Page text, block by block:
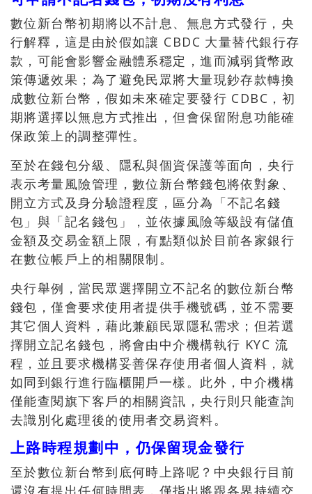
數位新台幣初期將以不計息、無息方式發行，央
行解釋，這是由於假如讓 CBDC 大量替代銀行存
款，可能會影響金融體系穩定，進而減弱貨幣政
策傳遞效果；為了避免民眾將大量現鈔存款轉換
成數位新台幣，假如未來確定要發行 CDBC，初
期將選擇以無息方式推出，但會保留附息功能確
保政策上的調整彈性。
至於在錢包分級、隱私與個資保護等面向，央行
表示考量風險管理，數位新台幣錢包將依對象、
開立方式及身分驗證程度，區分為「不記名錢
包」與「記名錢包」，並依據風險等級設有儲值
金額及交易金額上限，有點類似於目前各家銀行
在數位帳戶上的相關限制。
央行舉例，當民眾選擇開立不記名的數位新台幣
錢包，僅會要求使用者提供手機號碼，並不需要
其它個人資料，藉此兼顧民眾隱私需求；但若選
擇開立記名錢包，將會由中介機構執行 KYC 流
程，並且要求機構妥善保存使用者個人資料，就
如同到銀行進行臨櫃開戶一樣。此外，中介機構
僅能查閱旗下客戶的相關資訊，央行則只能查詢
去識別化處理後的使用者交易資料。
上路時程規劃中，仍保留現金發行
至於數位新台幣到底何時上路呢？中央銀行目前
還沒有提出任何時間表，僅指出將跟各界持續交